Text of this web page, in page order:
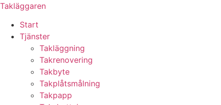
Skip
content
Takläggaren
Start
Tjänster
Takläggning
Takrenovering
Takbyte
Takplåtsmålning
Takpapp